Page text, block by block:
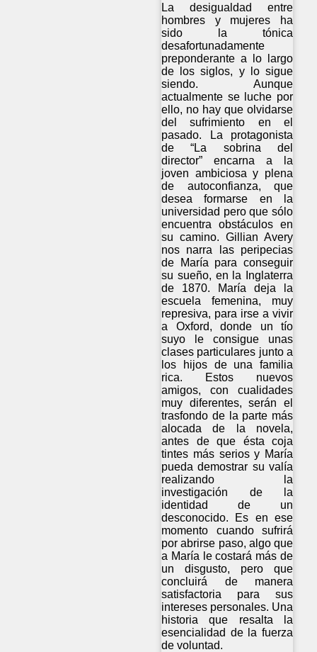
La desigualdad entre
hombres y mujeres ha
sido la tónica
desafortunadamente
preponderante a lo largo
de los siglos, y lo sigue
siendo. Aunque
actualmente se luche por
ello, no hay que olvidarse
del sufrimiento en el
pasado. La protagonista
de “La sobrina del
director” encarna a la
joven ambiciosa y plena
de autoconfianza, que
desea formarse en la
universidad pero que sólo
encuentra obstáculos en
su camino. Gillian Avery
nos narra las peripecias
de María para conseguir
su sueño, en la Inglaterra
de 1870. María deja la
escuela femenina, muy
represiva, para irse a vivir
a Oxford, donde un tío
suyo le consigue unas
clases particulares junto a
los hijos de una familia
rica. Estos nuevos
amigos, con cualidades
muy diferentes, serán el
trasfondo de la parte más
alocada de la novela,
antes de que ésta coja
tintes más serios y María
pueda demostrar su valía
realizando la
investigación de la
identidad de un
desconocido. Es en ese
momento cuando sufrirá
por abrirse paso, algo que
a María le costará más de
un disgusto, pero que
concluirá de manera
satisfactoria para sus
intereses personales. Una
historia que resalta la
esencialidad de la fuerza
de voluntad.